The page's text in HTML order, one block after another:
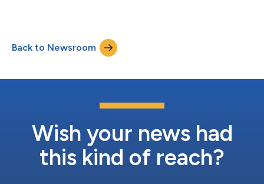
vermogensbeheerder. Met deze transactie wordt Wilshire een
toonaangevende aanbieder van door hedgefondsen beheerde
accounts en versterkt het zijn aanbod van alternatie...
Back to Newsroom
Wish your news had
this kind of reach?